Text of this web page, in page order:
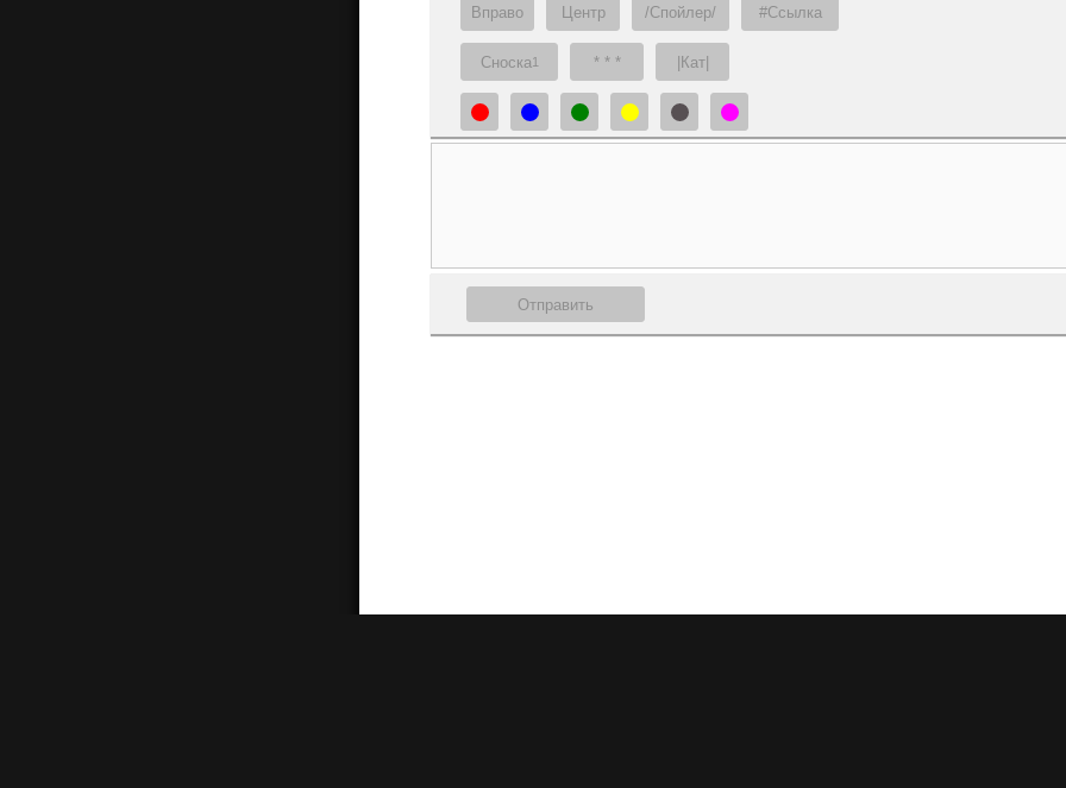
Вправо Центр /Спойлер/ #Ссылка
Сноска1 * * * |Кат|